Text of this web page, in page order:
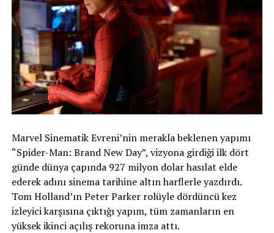
Marvel Sinematik Evreni’nin merakla beklenen yapımı
“Spider-Man: Brand New Day”, vizyona girdiği ilk dört
günde dünya çapında 927 milyon dolar hasılat elde
ederek adını sinema tarihine altın harflerle yazdırdı.
Tom Holland’ın Peter Parker rolüyle dördüncü kez
izleyici karşısına çıktığı yapım, tüm zamanların en
yüksek ikinci açılış rekoruna imza attı.